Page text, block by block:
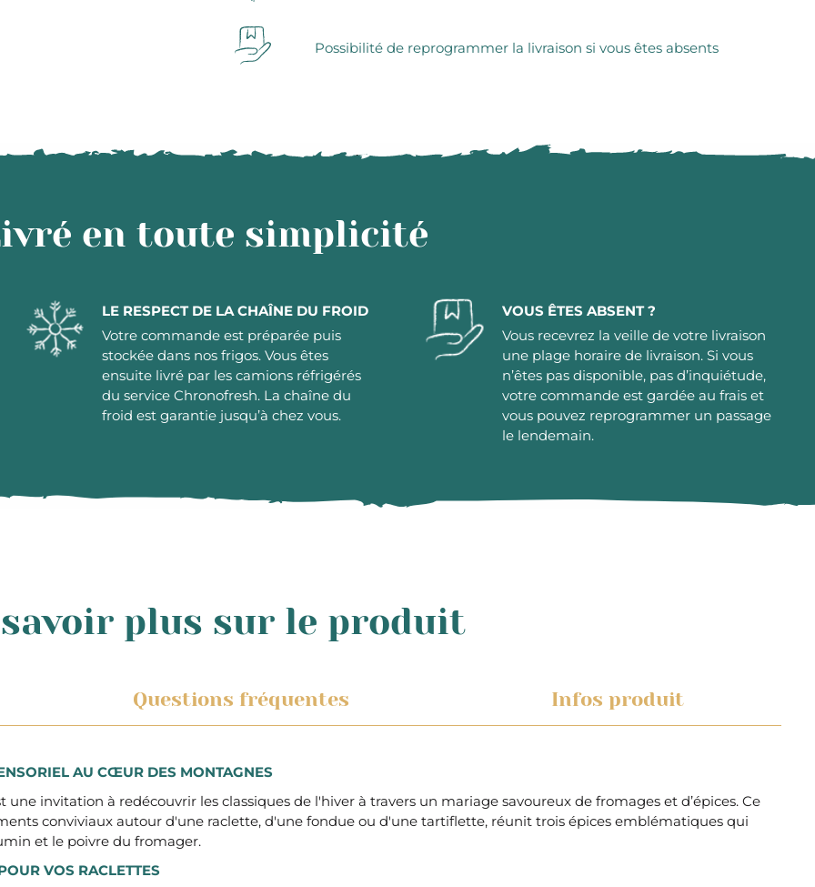
Possibilité de reprogrammer la livraison si vous êtes absents
en toute simplicité
LE RESPECT DE LA CHAÎNE DU FROID
Votre commande est préparée puis
stockée dans nos frigos. Vous êtes
ensuite livré par les camions réfrigérés
du service Chronofresh. La chaîne du
froid est garantie jusqu’à chez vous.
VOUS ÊTES ABSENT ?
Vous recevrez la veille de votre livraison
une plage horaire de livraison. Si vous
n’êtes pas disponible, pas d’inquiétude,
votre commande est gardée au frais et
vous pouvez reprogrammer un passage
le lendemain.
plus sur le produit
Questions fréquentes Infos produit
AU CŒUR DES MONTAGNES
invitation à redécouvrir les classiques de l'hiver à travers un mariage savoureux de fromages et d’épices. Ce
conviviaux autour d'une raclette, d'une fondue ou d'une tartiflette, réunit trois épices emblématiques qui
et le poivre du fromager.
VOS RACLETTES